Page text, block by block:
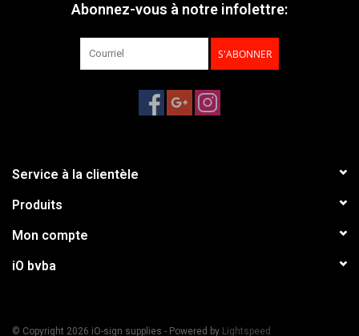
Abonnez-vous à notre infolettre:
S'ABONNER
Service à la clientèle
Produits
Mon compte
iO bvba
© Copyright 2026 iO-sign supplies - Powered by Lightspeed